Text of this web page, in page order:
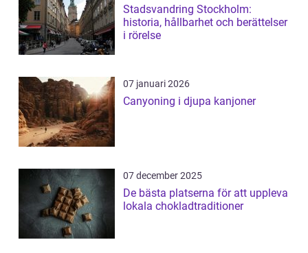
Stadsvandring Stockholm:
historia, hållbarhet och berättelser
i rörelse
07 januari 2026
Canyoning i djupa kanjoner
07 december 2025
De bästa platserna för att uppleva
lokala chokladtraditioner